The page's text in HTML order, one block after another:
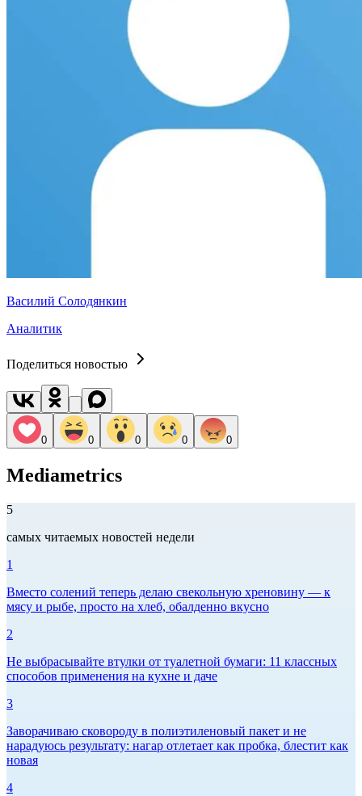
Василий Солодянкин
Аналитик
Поделиться новостью
0 0 0 0 0
Mediametrics
5
самых читаемых новостей недели
1
Вместо солений теперь делаю свекольную хреновину — к
мясу и рыбе, просто на хлеб, обалденно вкусно
2
Не выбрасывайте втулки от туалетной бумаги: 11 классных
способов применения на кухне и даче
3
Заворачиваю сковороду в полиэтиленовый пакет и не
нарадуюсь результату: нагар отлетает как пробка, блестит как
новая
4